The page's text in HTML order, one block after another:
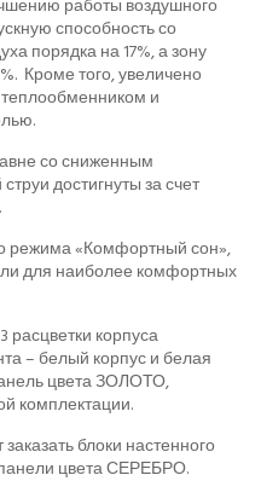
способность со
порядка на 17%, а зону
Кроме того, увеличено
и
со сниженным
достигнуты за счет
режима «Комфортный сон»,
для наиболее комфортных
корпуса
– белый корпус и белая
цвета ЗОЛОТО,
комплектации.
блоки настенного
цвета СЕРЕБРО.